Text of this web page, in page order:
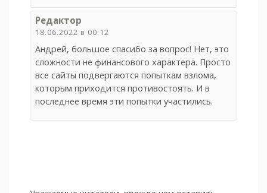
Редактор
18.06.2022 в 00:12
Андрей, большое спасибо за вопрос! Нет, это
сложности не финансового характера. Просто
все сайты подвергаются попыткам взлома,
которым приходится противостоять. И в
последнее время эти попытки участились.